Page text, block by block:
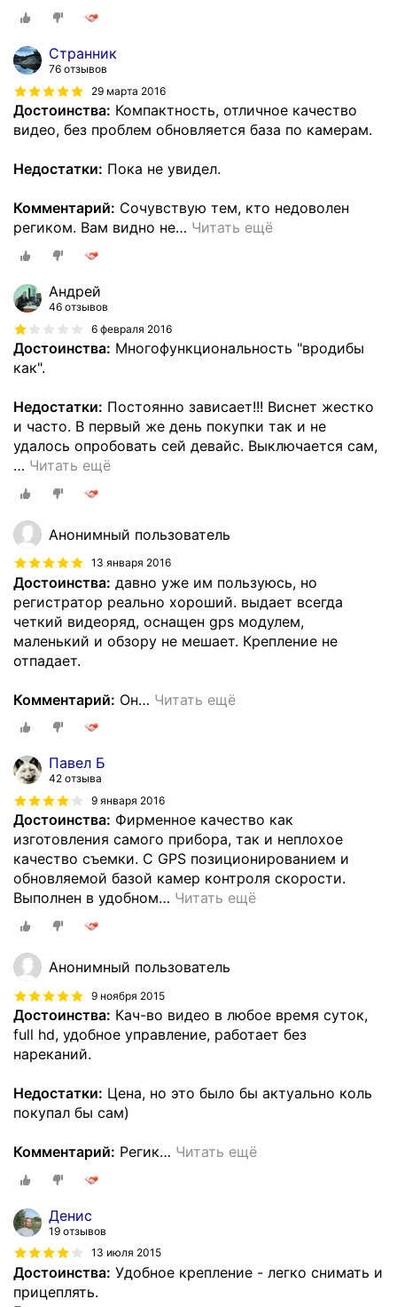
Странник
76 отзывов
29 марта 2016
Достоинства: Компактность, отличное качество
видео, без проблем обновляется база по камерам.
Недостатки: Пока не увидел.
Комментарий: Сочувствую тем, кто недоволен
региком. Вам видно не… Читать ещё
Андрей
46 отзывов
6 февраля 2016
Достоинства: Многофункциональность "вродибы
как".
Недостатки: Постоянно зависает!!! Виснет жестко
и часто. В первый же день покупки так и не
удалось опробовать сей девайс. Выключается сам,
… Читать ещё
Анонимный пользователь
13 января 2016
Достоинства: давно уже им пользуюсь, но
регистратор реально хороший. выдает всегда
четкий видеоряд, оснащен gps модулем,
маленький и обзору не мешает. Крепление не
отпадает.
Комментарий: Он… Читать ещё
Павел Б
42 отзыва
9 января 2016
Достоинства: Фирменное качество как
изготовления самого прибора, так и неплохое
качество съемки. С GPS позиционированием и
обновляемой базой камер контроля скорости.
Выполнен в удобном… Читать ещё
Анонимный пользователь
9 ноября 2015
Достоинства: Кач-во видео в любое время суток,
full hd, удобное управление, работает без
нареканий.
Недостатки: Цена, но это было бы актуально коль
покупал бы сам)
Комментарий: Регик… Читать ещё
Денис
19 отзывов
13 июля 2015
Достоинства: Удобное крепление - легко снимать и
прицеплять.